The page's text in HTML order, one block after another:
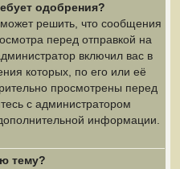
одобрения?
решить, что сообщения
перед отправкой на
включил вас в
которых, по его или её
просмотрены перед
с администратором
информации.
тему?